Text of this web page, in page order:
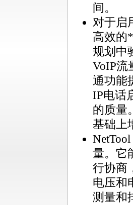
间。
对于启
高效的*
规划中
VoIP流
通功能
IP电话
的质量
基础上
量。它
行协商
电压和
测量和